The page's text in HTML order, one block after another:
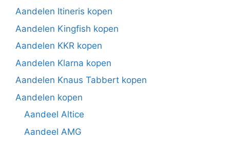
Aandelen Itineris kopen
Aandelen Kingfish kopen
Aandelen KKR kopen
Aandelen Klarna kopen
Aandelen Knaus Tabbert kopen
Aandelen kopen
Aandeel Altice
Aandeel AMG